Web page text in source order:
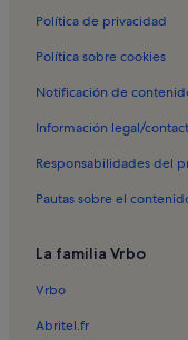
Alquileres vacacionales
Alquileres vacacionales
Alquileres vacacionales
Alquileres vacacionales
Alquileres vacacionales
Alquileres vacacionales
Alquileres vacacionales
Apartamentos en Lisboa
Apartamentos en Ciudad
Política de privacidad
Política sobre cookies
Notificación de
Información legal/
Responsabilidades del
Pautas sobre el
La familia Vrbo
Vrbo
Abritel.fr